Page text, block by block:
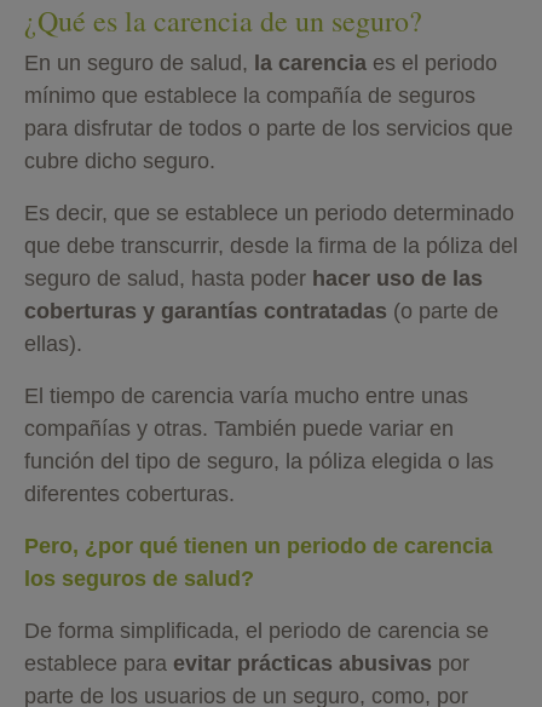
¿Qué es la carencia de un seguro?
En un seguro de salud, la carencia es el periodo
mínimo que establece la compañía de seguros
para disfrutar de todos o parte de los servicios que
cubre dicho seguro.
Es decir, que se establece un periodo determinado
que debe transcurrir, desde la firma de la póliza del
seguro de salud, hasta poder hacer uso de las
coberturas y garantías contratadas (o parte de
ellas).
El tiempo de carencia varía mucho entre unas
compañías y otras. También puede variar en
función del tipo de seguro, la póliza elegida o las
diferentes coberturas.
Pero, ¿por qué tienen un periodo de carencia
los seguros de salud?
De forma simplificada, el periodo de carencia se
establece para evitar prácticas abusivas por
parte de los usuarios de un seguro, como, por